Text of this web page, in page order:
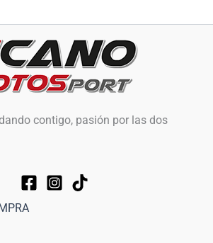
contigo, pasión por las dos